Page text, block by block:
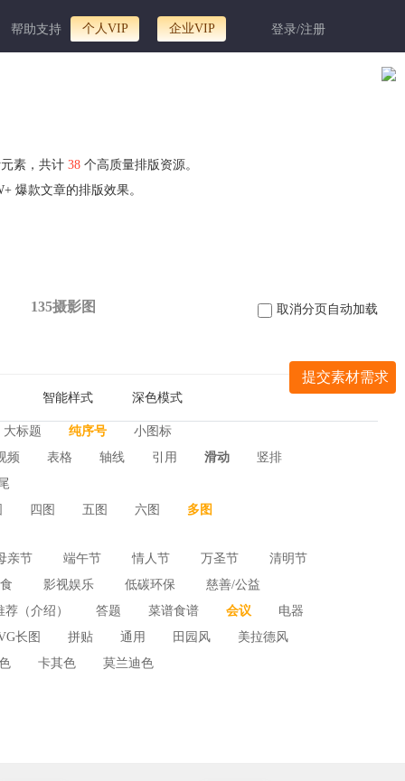
帮助支持 个人VIP 企业VIP 登录/注册
提交素材需求
素，共计 38个高质量排版资源。
爆款文章的排版效果。
取消分页自动加载
135摄影图
智能样式 深色模式
大标题 纯序号
小图标
频 表格 轴线 引用 滑动
竖排
四图 五图 六图 多图
亲节 端午节 情人节 万圣节 清明节
知识产权日 世界血友病日 全国土地日
影视娱乐 低碳环保 慈善/公益
荐（介绍） 答题 菜谱食谱 会议 电器
长图 拼贴 通用 田园风 美拉德风
卡其色 莫兰迪色